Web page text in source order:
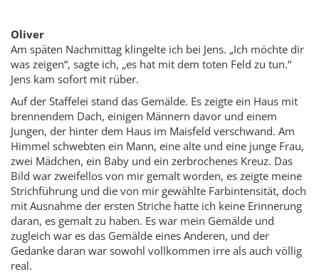
Oliver
Am späten Nachmittag klingelte ich bei Jens. „Ich möchte dir
was zeigen“, sagte ich, „es hat mit dem toten Feld zu tun.“
Jens kam sofort mit rüber.
Auf der Staffelei stand das Gemälde. Es zeigte ein Haus mit
brennendem Dach, einigen Männern davor und einem
Jungen, der hinter dem Haus im Maisfeld verschwand. Am
Himmel schwebten ein Mann, eine alte und eine junge Frau,
zwei Mädchen, ein Baby und ein zerbrochenes Kreuz. Das
Bild war zweifellos von mir gemalt worden, es zeigte meine
Strichführung und die von mir gewählte Farbintensität, doch
mit Ausnahme der ersten Striche hatte ich keine Erinnerung
daran, es gemalt zu haben. Es war mein Gemälde und
zugleich war es das Gemälde eines Anderen, und der
Gedanke daran war sowohl vollkommen irre als auch völlig
real.